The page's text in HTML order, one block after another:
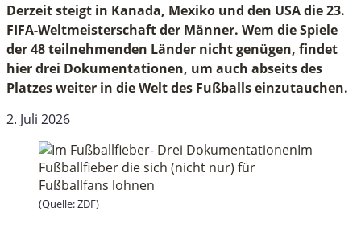
Derzeit steigt in Kanada, Mexiko und den USA die 23.
FIFA-Weltmeisterschaft der Männer. Wem die Spiele
der 48 teilnehmenden Länder nicht genügen, findet
hier drei Dokumentationen, um auch abseits des
Platzes weiter in die Welt des Fußballs einzutauchen.
2. Juli 2026
(Quelle: ZDF)